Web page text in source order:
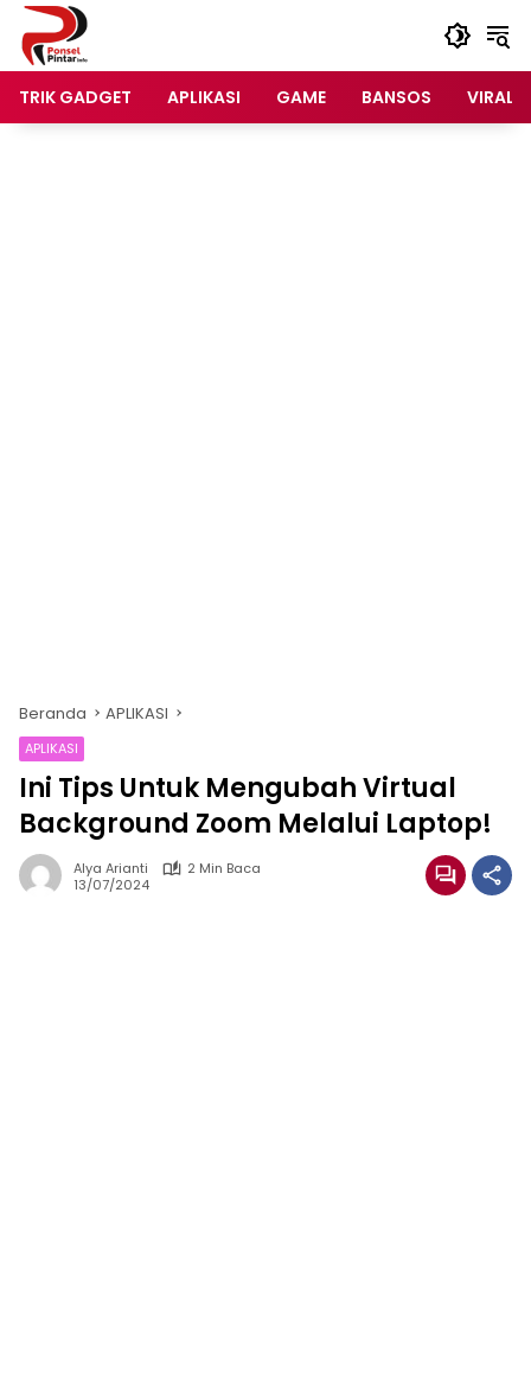
Langsung
konten
TRIK GADGET
APLIKASI GAME BANSOS VIRAL
Beranda APLIKASI
APLIKASI
Ini Tips Untuk Mengubah Virtual
Background Zoom Melalui Laptop!
Alya Arianti
2 Min Baca
13/07/2024